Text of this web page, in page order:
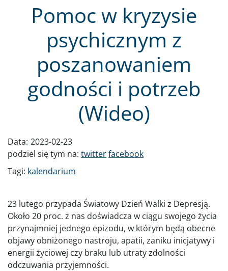
Pomoc w kryzysie
psychicznym z
poszanowaniem
godności i potrzeb
(Wideo)
Data: 2023-02-23
podziel się tym na: twitterfacebook
Tagi: kalendarium
23 lutego przypada Światowy Dzień Walki z Depresją.
Około 20 proc. z nas doświadcza w ciągu swojego życia
przynajmniej jednego epizodu, w którym będą obecne
objawy obniżonego nastroju, apatii, zaniku inicjatywy i
energii życiowej czy braku lub utraty zdolności
odczuwania przyjemności.